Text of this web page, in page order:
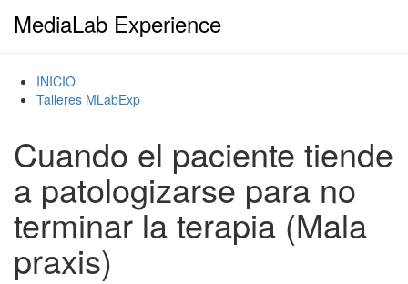
MediaLab Experience
INICIO
Talleres MLabExp
Cuando el paciente tiende
a patologizarse para no
terminar la terapia (Mala
praxis)